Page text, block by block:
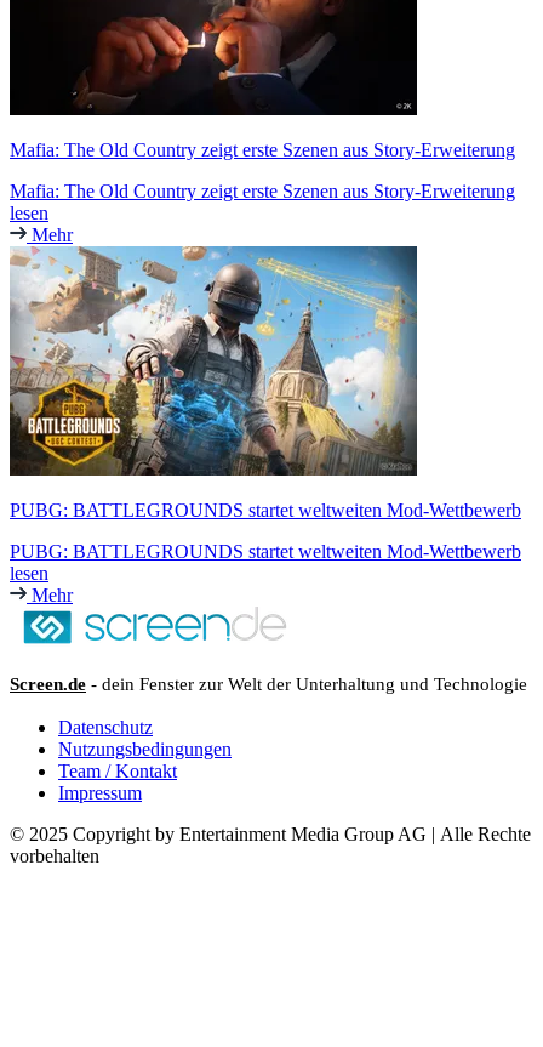
Mafia: The Old Country zeigt erste Szenen aus Story-Erweiterung
Mafia: The Old Country zeigt erste Szenen aus Story-Erweiterung
lesen
Mehr
PUBG: BATTLEGROUNDS startet weltweiten Mod-Wettbewerb
PUBG: BATTLEGROUNDS startet weltweiten Mod-Wettbewerb
lesen
Mehr
Screen.de - dein Fenster zur Welt der Unterhaltung und Technologie
Datenschutz
Nutzungsbedingungen
Team / Kontakt
Impressum
© 2025 Copyright by Entertainment Media Group AG | Alle Rechte
vorbehalten